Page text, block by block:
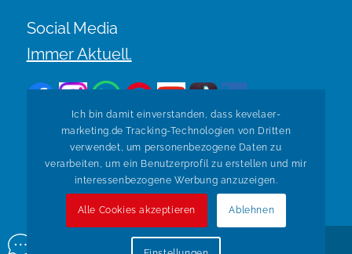
Social Media
Immer Aktuell.
Zurück zur Übersicht
© Copyright Kevelaer Marketing. Realisiert durch
Ich bin damit einverstanden, dass kevelaer-
marketing.de Tracking-Technologien von Dritten
verwendet, um personenbezogene Daten zu
verarbeiten, um ein Benutzerprofil zu erstellen und mir
interessenbezogene Werbung anzuzeigen.
Alle Cookies akzeptieren Ablehnen